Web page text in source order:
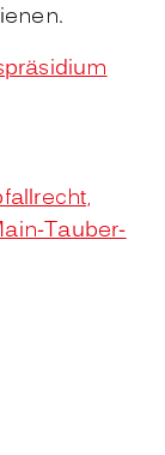
Tauber-